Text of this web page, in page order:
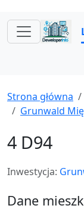
Strona główna
Grunwald
4 D94
Inwestycja:
Dane